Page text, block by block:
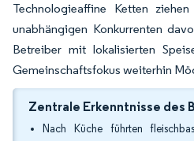
Technologieaffine Ketten
unabhängigen Konkurrenten
Betreiber mit lokalisierten
Gemeinschaftsfokus weiterhin
Zentrale Erkenntnisse des
Nach Küche führten